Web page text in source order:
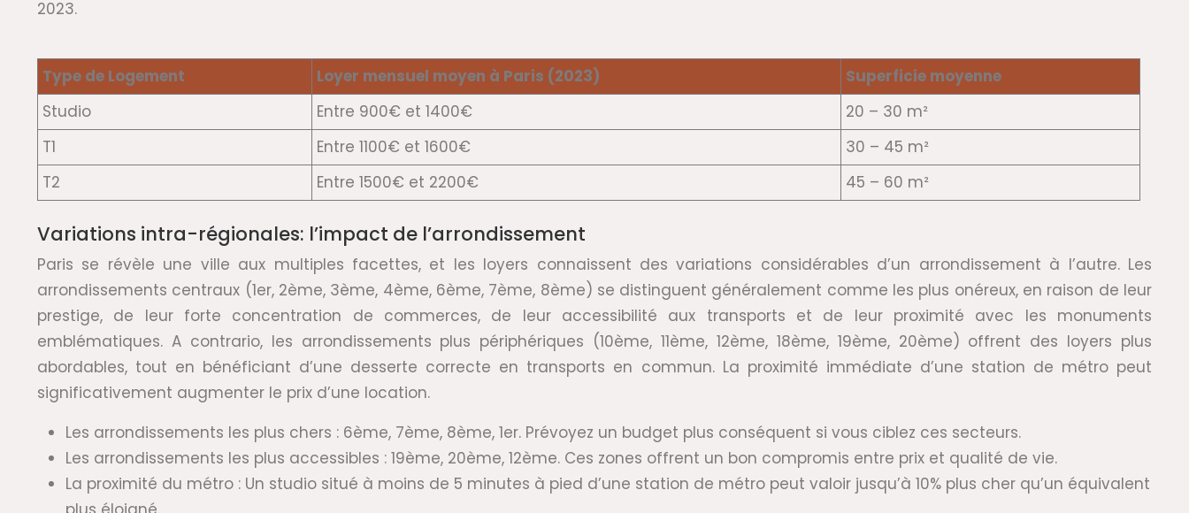
2023.
Type de Logement Loyer mensuel moyen à Paris (2023)
Superficie moyenne
Studio
Entre 900€ et 1400€
20 – 30 m²
T1
Entre 1100€ et 1600€
30 – 45 m²
T2
Entre 1500€ et 2200€ 45 – 60 m²
Variations intra-régionales: l’impact de l’arrondissement
Paris se révèle une ville aux multiples facettes, et les loyers connaissent des variations considérables d’un arrondissement à l’autre. Les
arrondissements centraux (1er, 2ème, 3ème, 4ème, 6ème, 7ème, 8ème) se distinguent généralement comme les plus onéreux, en raison de leur
prestige, de leur forte concentration de commerces, de leur accessibilité aux transports et de leur proximité avec les monuments
emblématiques. A contrario, les arrondissements plus périphériques (10ème, 11ème, 12ème, 18ème, 19ème, 20ème) offrent des loyers plus
abordables, tout en bénéficiant d’une desserte correcte en transports en commun. La proximité immédiate d’une station de métro peut
significativement augmenter le prix d’une location.
Les arrondissements les plus chers : 6ème, 7ème, 8ème, 1er. Prévoyez un budget plus conséquent si vous ciblez ces secteurs.
Les arrondissements les plus accessibles : 19ème, 20ème, 12ème. Ces zones offrent un bon compromis entre prix et qualité de vie.
La proximité du métro : Un studio situé à moins de 5 minutes à pied d’une station de métro peut valoir jusqu’à 10% plus cher qu’un équivalent